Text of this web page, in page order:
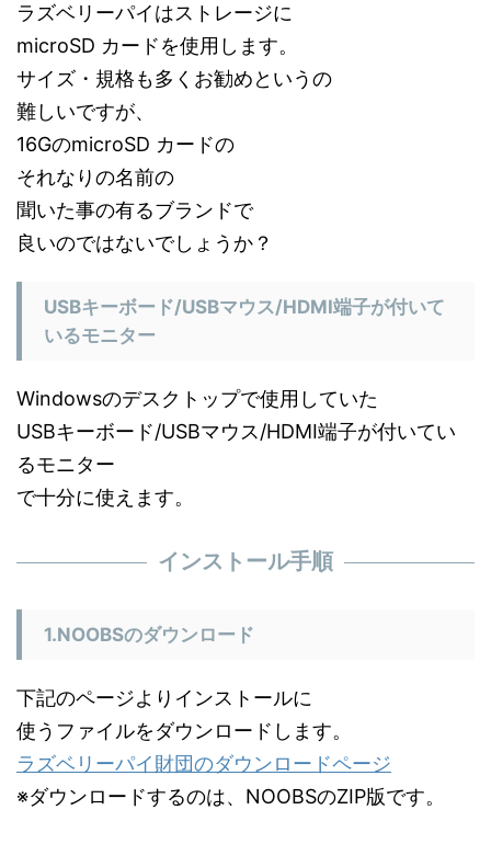
ラズベリーパイはストレージに
microSD カードを使用します。
サイズ・規格も多くお勧めというの
難しいですが、
16GのmicroSD カードの
それなりの名前の
聞いた事の有るブランドで
良いのではないでしょうか？
USBキーボード/USBマウス/HDMI端子が付いて
いるモニター
Windowsのデスクトップで使用していた
USBキーボード/USBマウス/HDMI端子が付いてい
るモニター
で十分に使えます。
インストール手順
1.NOOBSのダウンロード
下記のページよりインストールに
使うファイルをダウンロードします。
ラズベリーパイ財団のダウンロードページ
※ダウンロードするのは、NOOBSのZIP版です。